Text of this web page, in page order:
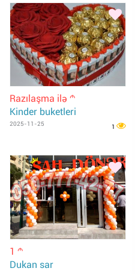
Razılaşma ilə m
Kinder buketleri
2025-11-25 1
1 m
Dukan sar